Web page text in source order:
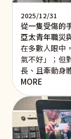
2025/12/31
從一隻受傷的
亞太青年職災
在多數人眼中
氣不好」；但
長、且牽動身
MORE